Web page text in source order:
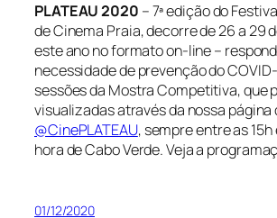
PLATEAU 2020 – 7ª edição do
de Cinema Praia, decorre de 26 a 29
este ano no formato on-line –
necessidade de prevenção do
sessões da Mostra Competitiva, que
visualizadas através da nossa página
@CinePLATEAU, sempre entre as
hora de Cabo Verde. Veja a
01/12/2020